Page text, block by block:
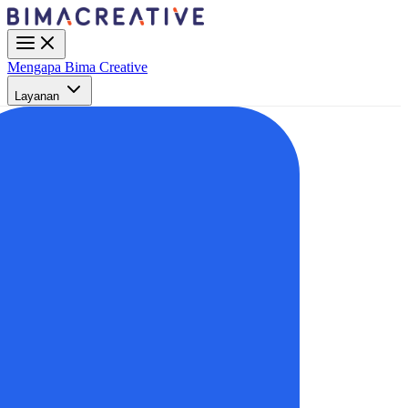
Mengapa Bima Creative
Layanan